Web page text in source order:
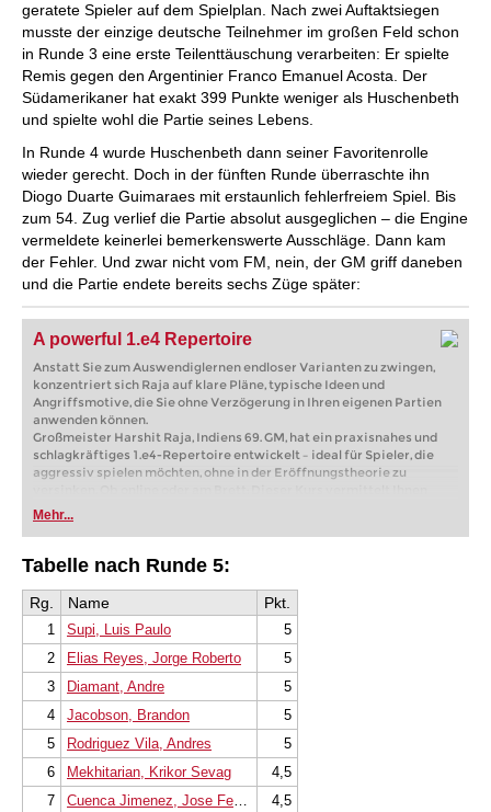
geratete Spieler auf dem Spielplan. Nach zwei Auftaktsiegen
musste der einzige deutsche Teilnehmer im großen Feld schon
in Runde 3 eine erste Teilenttäuschung verarbeiten: Er spielte
Remis gegen den Argentinier Franco Emanuel Acosta. Der
Südamerikaner hat exakt 399 Punkte weniger als Huschenbeth
und spielte wohl die Partie seines Lebens.
In Runde 4 wurde Huschenbeth dann seiner Favoritenrolle
wieder gerecht. Doch in der fünften Runde überraschte ihn
Diogo Duarte Guimaraes mit erstaunlich fehlerfreiem Spiel. Bis
zum 54. Zug verlief die Partie absolut ausgeglichen – die Engine
vermeldete keinerlei bemerkenswerte Ausschläge. Dann kam
der Fehler. Und zwar nicht vom FM, nein, der GM griff daneben
und die Partie endete bereits sechs Züge später:
A powerful 1.e4 Repertoire
Anstatt Sie zum Auswendiglernen endloser Varianten zu zwingen,
konzentriert sich Raja auf klare Pläne, typische Ideen und
Angriffsmotive, die Sie ohne Verzögerung in Ihren eigenen Partien
anwenden können.
Großmeister Harshit Raja, Indiens 69. GM, hat ein praxisnahes und
schlagkräftiges 1.e4-Repertoire entwickelt – ideal für Spieler, die
aggressiv spielen möchten, ohne in der Eröffnungstheorie zu
solide Angriffswaffen, die leicht zu erlernen, mit Spaß zu spielen und
für den Gegner schwer zu handhaben sind.
Kostenloses Videobeispiel:Scandinavian Defence
Mehr...
Tabelle nach Runde 5:
Rg. Name Pkt.
1 Supi, Luis Paulo
5
2
Elias Reyes, Jorge Roberto
5
3
Diamant, Andre
5
4
Jacobson, Brandon
5
5
Rodriguez Vila, Andres
5
6
Mekhitarian, Krikor Sevag
4,5
7
Cuenca Jimenez, Jose Fernando
4,5